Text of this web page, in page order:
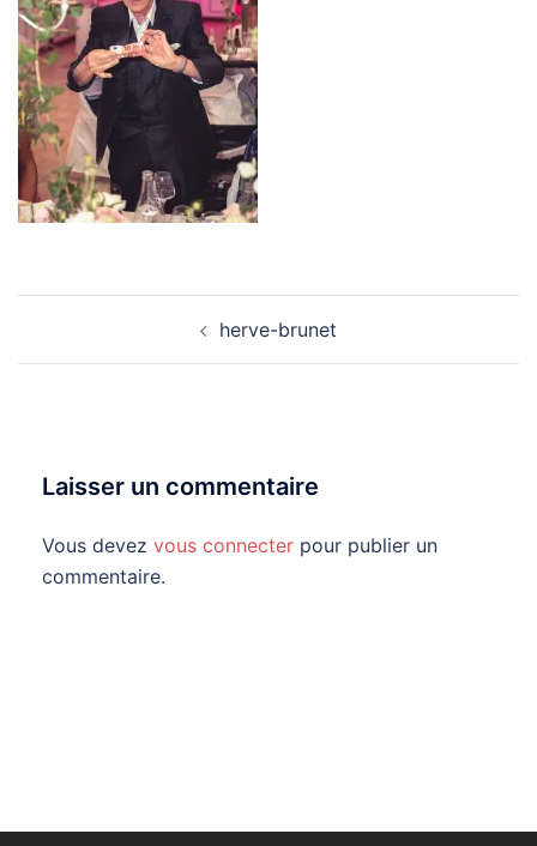
herve-brunet
Laisser un commentaire
Vous devez vous connecter pour publier un
commentaire.